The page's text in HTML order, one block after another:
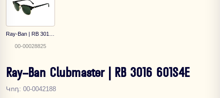
00-00028825
Ray-Ban Clubmaster | RB 3016 601S4E
Կոդ: 00-0042188